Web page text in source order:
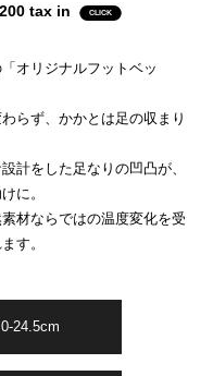
tax in
オリジナルフットベッ
らず、かかとは足の収まり
計をした足なりの凹凸が、
に。
材ならではの温度変化を受
す。
24.5cm